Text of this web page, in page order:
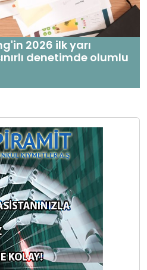
2026 ilk yarı
denetimde olumlu